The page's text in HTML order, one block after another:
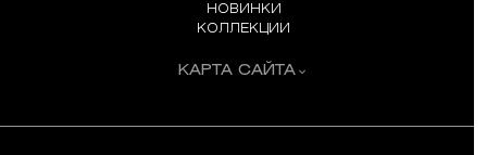
НОВИНКИ
КОЛЛЕКЦИИ
КАРТА САЙТА